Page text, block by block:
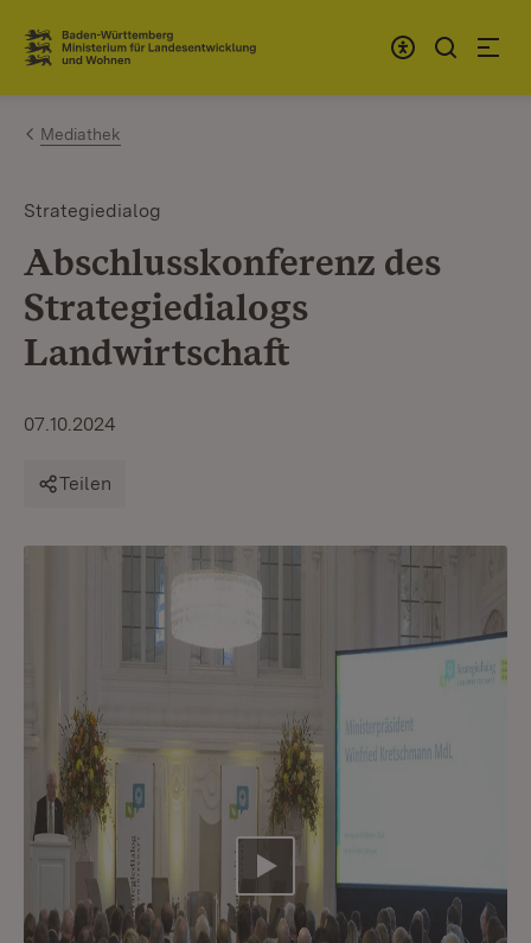
Zum Inhalt springen
Link zur Startseite
Mediathek
Strategiedialog
Abschlusskonferenz des
Strategiedialogs
Landwirtschaft
07.10.2024
Teilen
Video abspielen